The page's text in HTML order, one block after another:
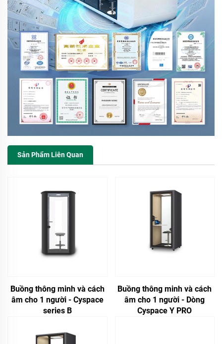
Sản Phẩm Liên Quan
Buồng thông minh và cách
âm cho 1 người - Cyspace
series B
Buồng thông minh và cách
âm cho 1 người - Dòng
Cyspace Y PRO